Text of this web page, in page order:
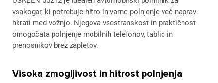
vsakogar, ki potrebuje hitro in varno polnjenje več naprav
hkrati med vožnjo. Njegova vsestranskost in praktičnost
omogočata polnjenje mobilnih telefonov, tablic in
prenosnikov brez zapletov.
Visoka zmogljivost in hitrost polnjenja